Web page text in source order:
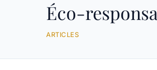
Éco-
ARTICLES